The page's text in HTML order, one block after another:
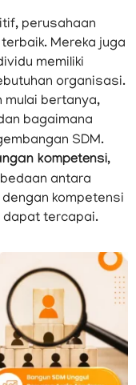
perusahaan
Mereka juga
memiliki
organisasi.
mulai bertanya,
bagaimana
SDM.
kompetensi,
antara
kompetensi
dapat tercapai.